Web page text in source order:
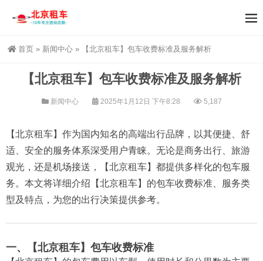
首页 » 新闻中心 » 【北京租车】包车收费标准及服务解析
【北京租车】包车收费标准及服务解析
新闻中心 2025年1月12日 下午8:28 5,187
【北京租车】作为国内知名的高端出行品牌，以其便捷、舒
适、安全的服务体系深受用户青睐。无论是商务出行、旅游
观光，还是机场接送，【北京租车】都提供多样化的包车服
务。本文将详细介绍【北京租车】的包车收费标准、服务类
型及特点，为您的出行决策提供参考。
一、【北京租车】包车收费标准